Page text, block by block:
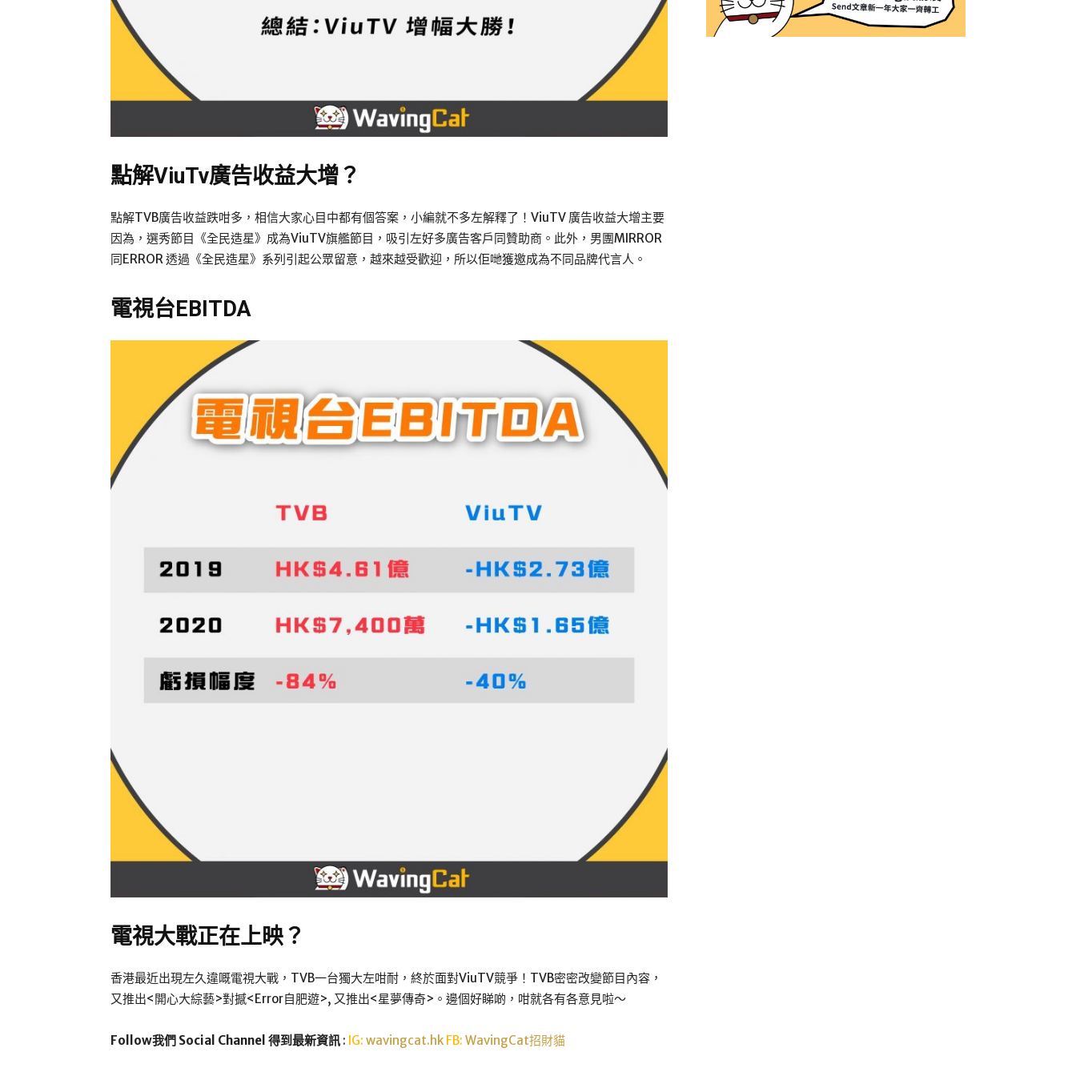
點解ViuTv廣告收益大增？
點解TVB廣告收益跌咁多，相信大家心目中都有個答案，小編就不多左解釋了！ViuTV 廣告收益大增主要
因為，選秀節目《全民造星》成為ViuTV旗艦節目，吸引左好多廣告客戶同贊助商。此外，男團MIRROR
同ERROR 透過《全民造星》系列引起公眾留意，越來越受歡迎，所以佢哋獲邀成為不同品牌代言人。
電視台EBITDA
電視大戰正在上映？
香港最近出現左久違嘅電視大戰，TVB一台獨大左咁耐，終於面對ViuTV競爭！TVB密密改變節目內容，
又推出<開心大綜藝>對撼<Error自肥遊>, 又推出<星夢傳奇>。邊個好睇啲，咁就各有各意見啦～
Follow我們 Social Channel 得到最新資訊 : IG: wavingcat.hkFB: WavingCat招財貓